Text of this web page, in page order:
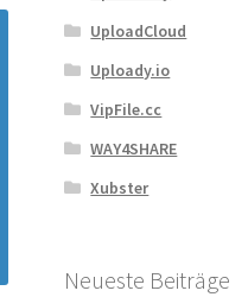
UploadCloud
Uploady.io
VipFile.cc
WAY4SHARE
Xubster
Neueste Beiträge